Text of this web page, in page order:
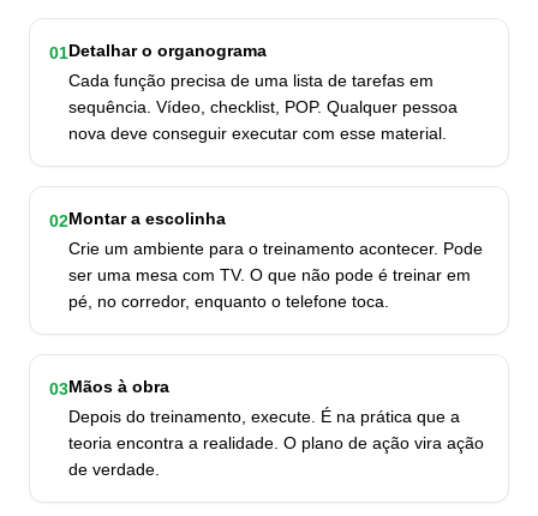
01Detalhar o organograma
Cada função precisa de uma lista de tarefas em
sequência. Vídeo, checklist, POP. Qualquer pessoa
nova deve conseguir executar com esse material.
02Montar a escolinha
Crie um ambiente para o treinamento acontecer. Pode
ser uma mesa com TV. O que não pode é treinar em
pé, no corredor, enquanto o telefone toca.
03Mãos à obra
Depois do treinamento, execute. É na prática que a
teoria encontra a realidade. O plano de ação vira ação
de verdade.